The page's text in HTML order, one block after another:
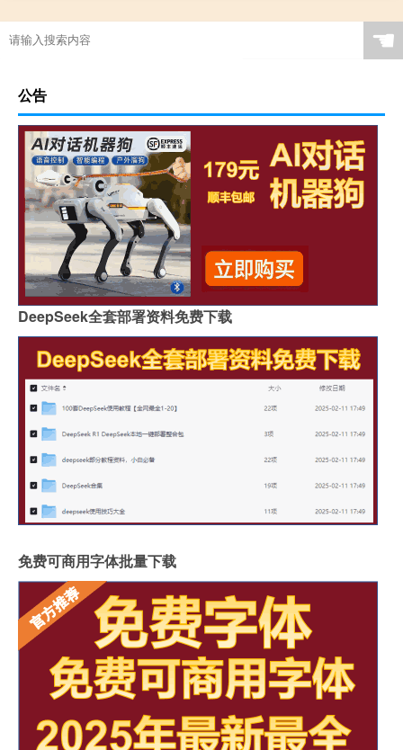
☚
公告
DeepSeek全套部署资料免费下载
免费可商用字体批量下载